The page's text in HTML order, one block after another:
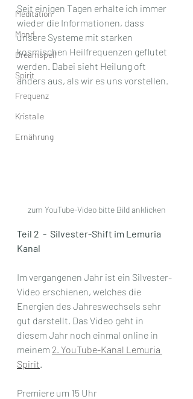
Meditation
Mond
Dreamspell
Spirit
Frequenz
Kristalle
Ernährung
Seit einigen Tagen erhalte ich immer
wieder die Informationen, dass
unsere Systeme mit starken
kosmischen Heilfrequenzen geflutet
werden. Dabei sieht Heilung oft
anders aus, als wir es uns vorstellen.
zum YouTube-Video bitte Bild anklicken
Teil 2  -  Silvester-Shift im Lemuria
Kanal
Im vergangenen Jahr ist ein Silvester-
Video erschienen, welches die
Energien des Jahreswechsels sehr
gut darstellt. Das Video geht in
diesem Jahr noch einmal online in
meinem 2. YouTube-Kanal Lemuria
Spirit
Premiere um 15 Uhr